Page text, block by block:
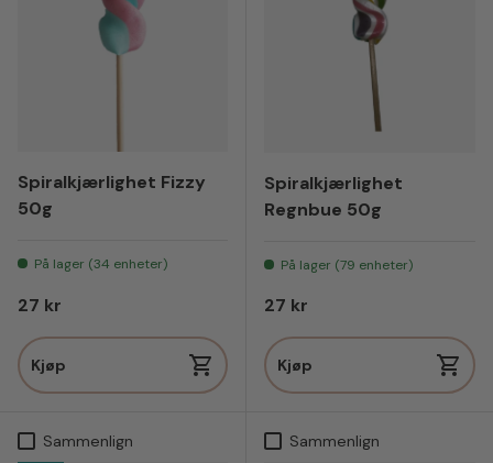
Spiralkjærlighet Fizzy
50g
På lager (34 enheter)
Vanlig pris
27 kr
Kjøp
Spiralkjærlighet
Regnbue 50g
På lager (79 enheter)
Vanlig pris
27 kr
Kjøp
Sammenlign Sammenlign